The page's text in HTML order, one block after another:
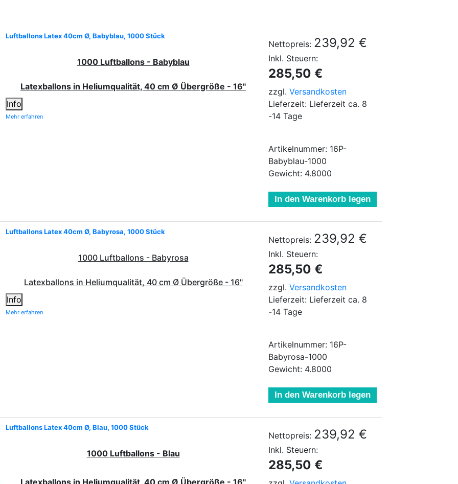
Luftballons Latex 40cm Ø, Babyblau, 1000 Stück
1000 Luftballons - Babyblau
Latexballons in Heliumqualität, 40 cm Ø Übergröße - 16"
Info
Mehr erfahren
Nettopreis: 239,92 €
Inkl. Steuern:
285,50 €
zzgl. Versandkosten
Lieferzeit: Lieferzeit ca. 8
-14 Tage
Artikelnummer: 16P-
Babyblau-1000
Gewicht: 4.8000
In den Warenkorb legen
Luftballons Latex 40cm Ø, Babyrosa, 1000 Stück
1000 Luftballons - Babyrosa
Latexballons in Heliumqualität, 40 cm Ø Übergröße - 16"
Info
Mehr erfahren
Nettopreis: 239,92 €
Inkl. Steuern:
285,50 €
zzgl. Versandkosten
Lieferzeit: Lieferzeit ca. 8
-14 Tage
Artikelnummer: 16P-
Babyrosa-1000
Gewicht: 4.8000
In den Warenkorb legen
Luftballons Latex 40cm Ø, Blau, 1000 Stück
1000 Luftballons - Blau
Latexballons in Heliumqualität, 40 cm Ø Übergröße - 16"
Nettopreis: 239,92 €
Inkl. Steuern:
285,50 €